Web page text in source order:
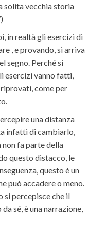
solita vecchia storia
in realtà gli esercizi di
, e provando, si arriva
segno. Perché si
esercizi vanno fatti,
come per
una distanza
infatti di cambiarlo,
non fa parte della
questo distacco, le
questo è un
può accadere o meno.
si percepisce che il
sé, è una narrazione,